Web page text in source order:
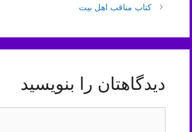
نوشته‌هاکتاب مناقب اهل بیت
دیدگاهتان را بنویسید